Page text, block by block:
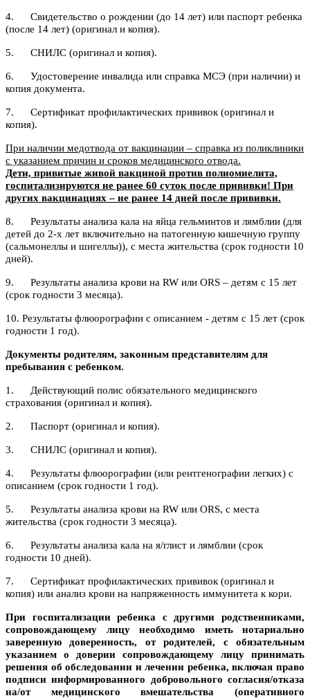
4. Свидетельство о рождении (до 14 лет) или паспорт ребенка
(после 14 лет) (оригинал и копия).
5. СНИЛС (оригинал и копия).
6. Удостоверение инвалида или справка МСЭ (при наличии) и
копия документа.
7. Сертификат профилактических прививок (оригинал и
копия).
При наличии медотвода от вакцинации – справка из поликлиники
с указанием причин и сроков медицинского отвода.
Дети, привитые живой вакциной против полиомиелита,
госпитализируются не ранее 60 суток после прививки! При
других вакцинациях – не ранее 14 дней после прививки.
8. Результаты анализа кала на яйца гельминтов и лямблии (для
детей до 2-х лет включительно на патогенную кишечную группу
(сальмонеллы и шигеллы)), с места жительства (срок годности 10
дней).
9. Результаты анализа крови на RW или ORS – детям с 15 лет
(срок годности 3 месяца).
10. Результаты флюорографии с описанием - детям с 15 лет (срок
годности 1 год).
Документы родителям, законным представителям для
пребывания с ребенком.
1. Действующий полис обязательного медицинского
страхования (оригинал и копия).
2. Паспорт (оригинал и копия).
3. СНИЛС (оригинал и копия).
4. Результаты флюорографии (или рентгенографии легких) с
описанием (срок годности 1 год).
5. Результаты анализа крови на RW или ORS, с места
жительства (срок годности 3 месяца).
6. Результаты анализа кала на я/глист и лямблии (срок
годности 10 дней).
7. Сертификат профилактических прививок (оригинал и
копия) или анализ крови на напряженность иммунитета к кори.
При госпитализации ребенка с другими родственниками,
сопровождающему лицу необходимо иметь нотариально
заверенную доверенность, от родителей, с обязательным
указанием о доверии сопровождающему лицу принимать
решения об обследовании и лечении ребенка, включая право
подписи информированного добровольного согласия/отказа
на/от медицинского вмешательства (оперативного